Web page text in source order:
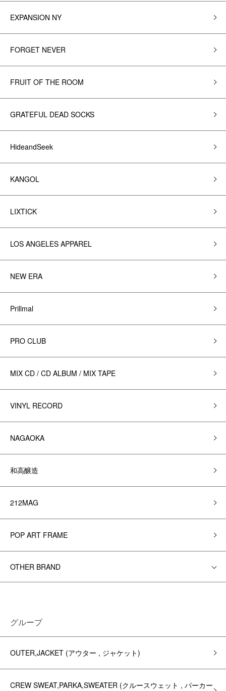
EXPANSION NY
FORGET NEVER
FRUIT OF THE ROOM
GRATEFUL DEAD SOCKS
HideandSeek
KANGOL
LIXTICK
LOS ANGELES APPAREL
NEW ERA
Prillmal
PRO CLUB
MIX CD / CD ALBUM / MIX TAPE
VINYL RECORD
NAGAOKA
和高醸造
212MAG
POP ART FRAME
OTHER BRAND
グループ
OUTER,JACKET (アウター , ジャケット)
CREW SWEAT,PARKA,SWEATER (クルースウェット , パーカー